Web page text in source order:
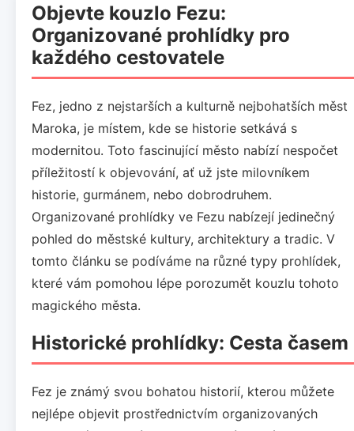
Objevte kouzlo Fezu:
Organizované prohlídky pro
každého cestovatele
Fez, jedno z nejstarších a kulturně nejbohatších měst
Maroka, je místem, kde se historie setkává s
modernitou. Toto fascinující město nabízí nespočet
příležitostí k objevování, ať už jste milovníkem
historie, gurmánem, nebo dobrodruhem.
Organizované prohlídky ve Fezu nabízejí jedinečný
pohled do městské kultury, architektury a tradic. V
tomto článku se podíváme na různé typy prohlídek,
které vám pomohou lépe porozumět kouzlu tohoto
magického města.
Historické prohlídky: Cesta časem
Fez je známý svou bohatou historií, kterou můžete
nejlépe objevit prostřednictvím organizovaných